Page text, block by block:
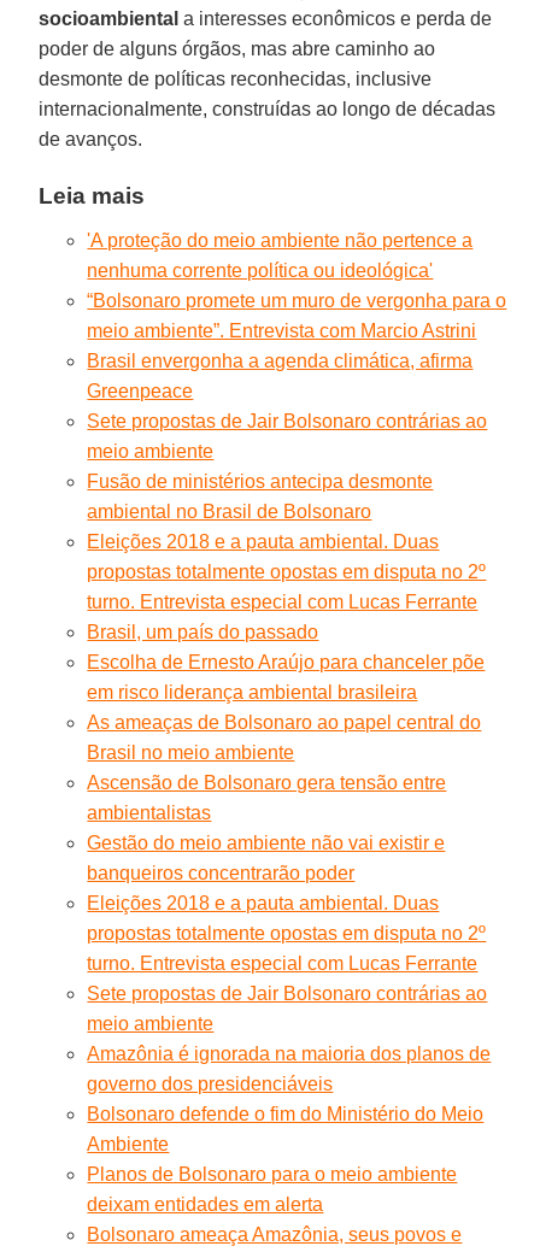
socioambiental a interesses econômicos e perda de
poder de alguns órgãos, mas abre caminho ao
desmonte de políticas reconhecidas, inclusive
internacionalmente, construídas ao longo de décadas
de avanços.
Leia mais
'A proteção do meio ambiente não pertence a
nenhuma corrente política ou ideológica'
“Bolsonaro promete um muro de vergonha para o
meio ambiente”. Entrevista com Marcio Astrini
Brasil envergonha a agenda climática, afirma
Greenpeace
Sete propostas de Jair Bolsonaro contrárias ao
meio ambiente
Fusão de ministérios antecipa desmonte
ambiental no Brasil de Bolsonaro
Eleições 2018 e a pauta ambiental. Duas
propostas totalmente opostas em disputa no 2º
turno. Entrevista especial com Lucas Ferrante
Brasil, um país do passado
Escolha de Ernesto Araújo para chanceler põe
em risco liderança ambiental brasileira
As ameaças de Bolsonaro ao papel central do
Brasil no meio ambiente
Ascensão de Bolsonaro gera tensão entre
ambientalistas
Gestão do meio ambiente não vai existir e
banqueiros concentrarão poder
Eleições 2018 e a pauta ambiental. Duas
propostas totalmente opostas em disputa no 2º
turno. Entrevista especial com Lucas Ferrante
Sete propostas de Jair Bolsonaro contrárias ao
meio ambiente
Amazônia é ignorada na maioria dos planos de
governo dos presidenciáveis
Bolsonaro defende o fim do Ministério do Meio
Ambiente
Planos de Bolsonaro para o meio ambiente
deixam entidades em alerta
Bolsonaro ameaça Amazônia, seus povos e